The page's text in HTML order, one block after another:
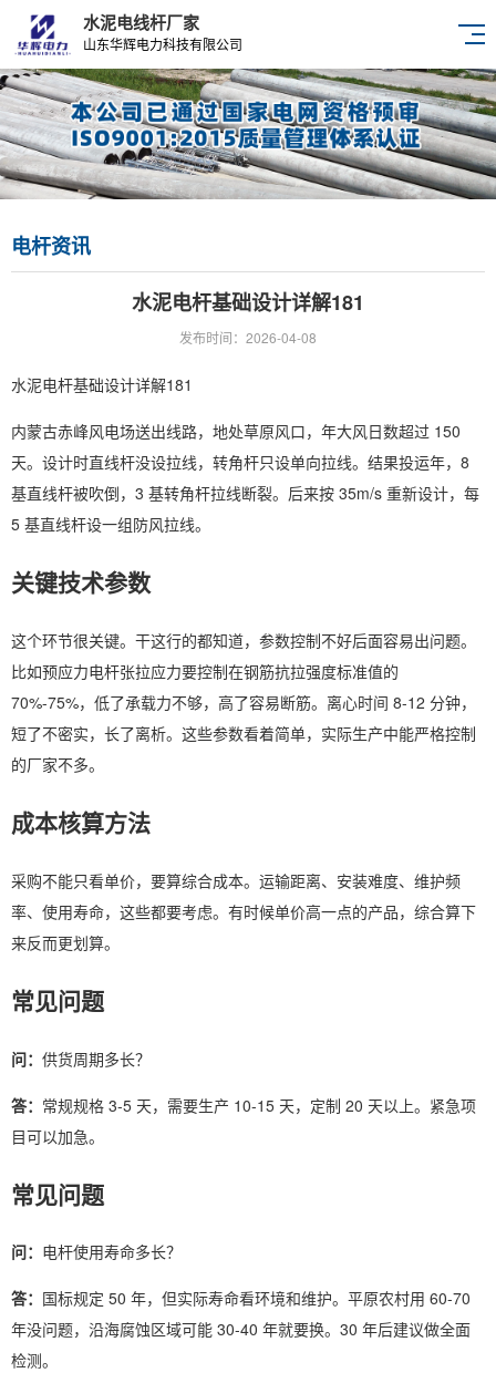
水泥电线杆厂家
山东华辉电力科技有限公司
电杆资讯
水泥电杆基础设计详解181
发布时间：2026-04-08
水泥电杆基础设计详解181
内蒙古赤峰风电场送出线路，地处草原风口，年大风日数超过 150
天。设计时直线杆没设拉线，转角杆只设单向拉线。结果投运年，8
基直线杆被吹倒，3 基转角杆拉线断裂。后来按 35m/s 重新设计，每
5 基直线杆设一组防风拉线。
关键技术参数
这个环节很关键。干这行的都知道，参数控制不好后面容易出问题。
比如预应力电杆张拉应力要控制在钢筋抗拉强度标准值的
70%-75%，低了承载力不够，高了容易断筋。离心时间 8-12 分钟，
短了不密实，长了离析。这些参数看着简单，实际生产中能严格控制
的厂家不多。
成本核算方法
采购不能只看单价，要算综合成本。运输距离、安装难度、维护频
率、使用寿命，这些都要考虑。有时候单价高一点的产品，综合算下
来反而更划算。
常见问题
问： 供货周期多长？
答： 常规规格 3-5 天，需要生产 10-15 天，定制 20 天以上。紧急项
目可以加急。
常见问题
问： 电杆使用寿命多长？
答： 国标规定 50 年，但实际寿命看环境和维护。平原农村用 60-70
年没问题，沿海腐蚀区域可能 30-40 年就要换。30 年后建议做全面
检测。